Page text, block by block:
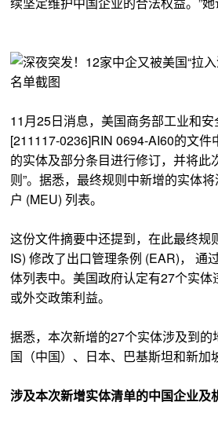
名单截图
11月25日消息，美国商务部工业和
[211117-0236]RIN 0694-AI60的文件
的实体及部分条目进行修订，并将此
则”。据悉，最终规则中新增的实体
户 (MEU) 列表。
这份文件摘要中还提到，在此最终规
IS) 修改了出口管理条例 (EAR)， 通
体列表中。美国政府认定有27个实
或外交政策利益。
据悉，本次新增的27个实体涉及到
国（中国）、日本、巴基斯坦和新加
涉及本次新增实体清单的中国企业及